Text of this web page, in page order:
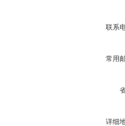
联系
常用
详细